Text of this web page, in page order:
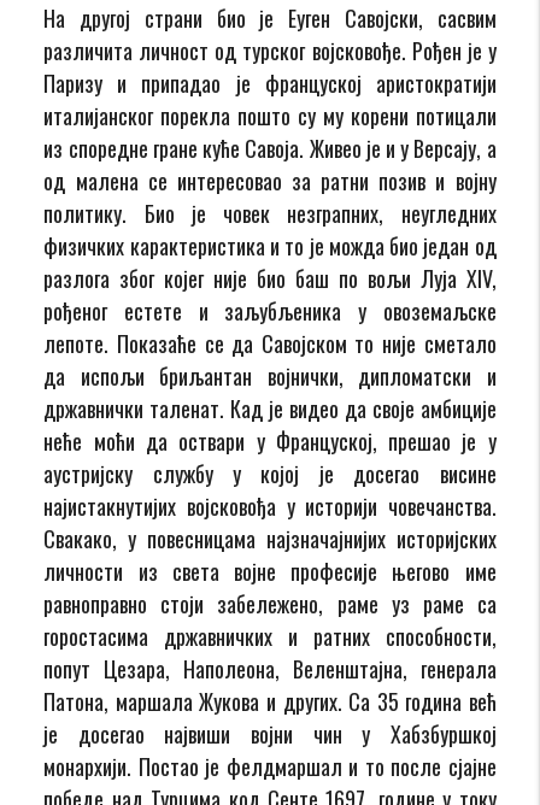
На другој страни био је Еуген Савојски, сасвим
различита личност од турског војсковође. Рођен је у
Паризу и припадао је француској аристократији
италијанског порекла пошто су му корени потицали
из споредне гране куће Савоја. Живео је и у Версају, а
од малена се интересовао за ратни позив и војну
политику. Био је човек незграпних, неугледних
физичких карактеристика и то је можда био један од
разлога због којег није био баш по вољи Луја XIV,
рођеног естете и заљубљеника у овоземаљске
лепоте. Показаће се да Савојском то није сметало
да испољи бриљантан војнички, дипломатски и
државнички таленат. Кад је видео да своје амбиције
неће моћи да оствари у Француској, прешао је у
аустријску службу у којој је досегао висине
најистакнутијих војсковођа у историји човечанства.
Свакако, у повесницама најзначајнијих историјских
личности из света војне професије његово име
равноправно стоји забележено, раме уз раме са
горостасима државничких и ратних способности,
попут Цезара, Наполеона, Веленштајна, генерала
Патона, маршала Жукова и других. Са 35 година већ
је досегао највиши војни чин у Хабзбуршкој
монархији. Постао је фелдмаршал и то после сјајне
победе над Турцима код Сенте 1697. године у току